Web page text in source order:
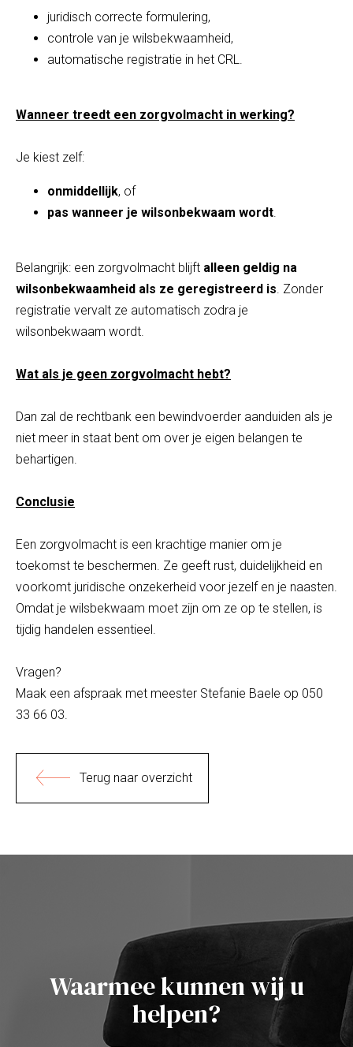
juridisch correcte formulering,
controle van je wilsbekwaamheid,
automatische registratie in het CRL.
Wanneer treedt een zorgvolmacht in werking?
Je kiest zelf:
onmiddellijk, of
pas wanneer je wilsonbekwaam wordt.
Belangrijk: een zorgvolmacht blijft alleen geldig na
wilsonbekwaamheid als ze geregistreerd is. Zonder
registratie vervalt ze automatisch zodra je
wilsonbekwaam wordt.
Wat als je geen zorgvolmacht hebt?
Dan zal de rechtbank een bewindvoerder aanduiden als je
niet meer in staat bent om over je eigen belangen te
behartigen.
Conclusie
Een zorgvolmacht is een krachtige manier om je
toekomst te beschermen. Ze geeft rust, duidelijkheid en
voorkomt juridische onzekerheid voor jezelf en je naasten.
Omdat je wilsbekwaam moet zijn om ze op te stellen, is
tijdig handelen essentieel.
Vragen?
Maak een afspraak met meester Stefanie Baele op 050
33 66 03.
Terug naar overzicht
Waarmee kunnen wij u
helpen?